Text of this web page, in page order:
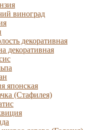
виноград
декоративная
декоративная
японская
(Стафилея)